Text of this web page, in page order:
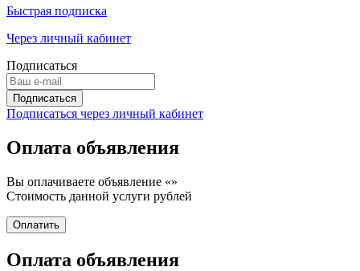
Быстрая подписка
Через личный кабинет
Подписаться
Подписаться через личный кабинет
Оплата объявления
Вы оплачиваете объявление «»
Стоимость данной услуги рублей
Оплата объявления